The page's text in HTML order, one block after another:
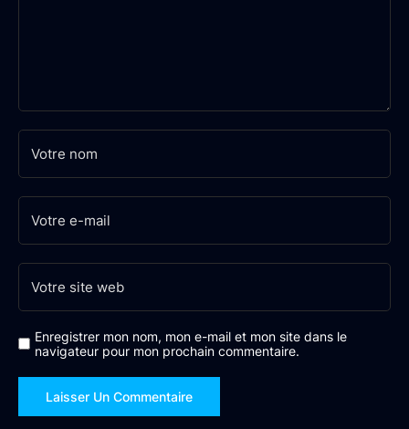
Enregistrer mon nom, mon e-mail et mon site dans le
navigateur pour mon prochain commentaire.